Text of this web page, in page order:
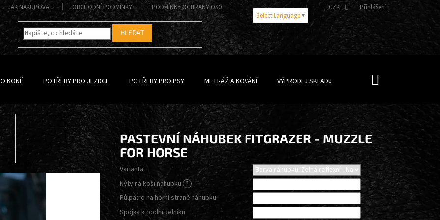
JAK NAKUPOVAT OBCHODNÍ PODMÍNKY PODMÍNKY OCHRANY OSOBNÍCH ÚDAJŮ CZK Přihlášení
Select Language ▼
HLEDAT
KONĚ POTŘEBY PRO JEZDCE POTŘEBY PRO PSY METRÁŽ A KOVÁNÍ VÝPRODEJ SKLADU
PASTEVNÍ NÁHUBEK FITGRAZER - MUZZLE
FOR HORSE
Varianta
Nýty na koši náhubku ?
Půlpatro na horní straně náhubku
Spojka k podhrdelníku